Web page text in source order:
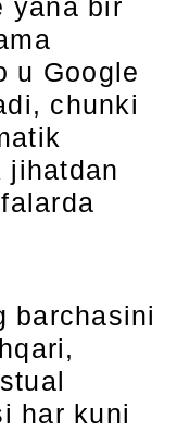
yana bir
u Google
chunki
jihatdan
barchasini
har kuni